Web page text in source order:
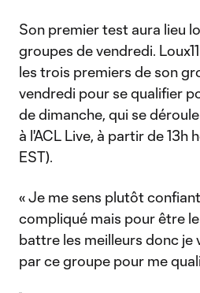
Son premier test aura lieu
groupes de vendredi.
les trois premiers de son
vendredi pour se qualifier
de dimanche, qui se
à l'ACL Live, à partir de 13h
EST).
« Je me sens plutôt
compliqué mais pour être
battre les meilleurs donc je
par ce groupe pour me